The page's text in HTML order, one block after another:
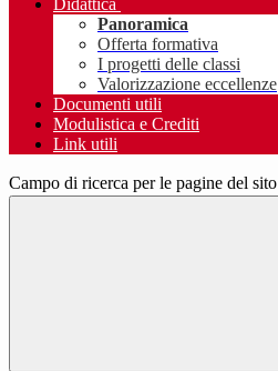
Didattica
Panoramica
Offerta formativa
I progetti delle classi
Valorizzazione eccellenze
Documenti utili
Modulistica e Crediti
Link utili
Campo di ricerca per le pagine del sito